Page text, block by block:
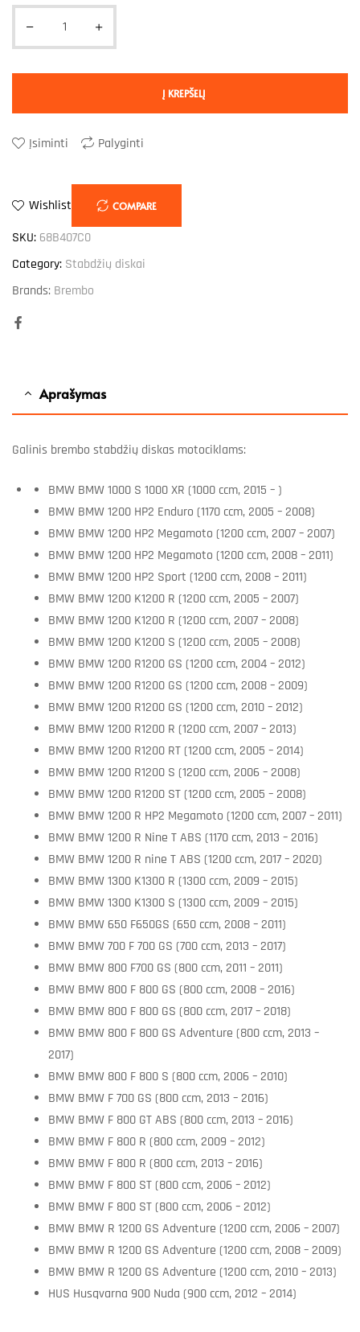
Į KREPŠELĮ
Įsiminti Palyginti
Wishlist COMPARE
SKU: 68B407C0
Category: Stabdžių diskai
Brands: Brembo
Aprašymas
Galinis brembo stabdžių diskas motociklams:
BMW BMW 1000 S 1000 XR (1000 ccm, 2015 – )
BMW BMW 1200 HP2 Enduro (1170 ccm, 2005 – 2008)
BMW BMW 1200 HP2 Megamoto (1200 ccm, 2007 – 2007)
BMW BMW 1200 HP2 Megamoto (1200 ccm, 2008 – 2011)
BMW BMW 1200 HP2 Sport (1200 ccm, 2008 – 2011)
BMW BMW 1200 K1200 R (1200 ccm, 2005 – 2007)
BMW BMW 1200 K1200 R (1200 ccm, 2007 – 2008)
BMW BMW 1200 K1200 S (1200 ccm, 2005 – 2008)
BMW BMW 1200 R1200 GS (1200 ccm, 2004 – 2012)
BMW BMW 1200 R1200 GS (1200 ccm, 2008 – 2009)
BMW BMW 1200 R1200 GS (1200 ccm, 2010 – 2012)
BMW BMW 1200 R1200 R (1200 ccm, 2007 – 2013)
BMW BMW 1200 R1200 RT (1200 ccm, 2005 – 2014)
BMW BMW 1200 R1200 S (1200 ccm, 2006 – 2008)
BMW BMW 1200 R1200 ST (1200 ccm, 2005 – 2008)
BMW BMW 1200 R HP2 Megamoto (1200 ccm, 2007 – 2011)
BMW BMW 1200 R Nine T ABS (1170 ccm, 2013 – 2016)
BMW BMW 1200 R nine T ABS (1200 ccm, 2017 – 2020)
BMW BMW 1300 K1300 R (1300 ccm, 2009 – 2015)
BMW BMW 1300 K1300 S (1300 ccm, 2009 – 2015)
BMW BMW 650 F650GS (650 ccm, 2008 – 2011)
BMW BMW 700 F 700 GS (700 ccm, 2013 – 2017)
BMW BMW 800 F700 GS (800 ccm, 2011 – 2011)
BMW BMW 800 F 800 GS (800 ccm, 2008 – 2016)
BMW BMW 800 F 800 GS (800 ccm, 2017 – 2018)
BMW BMW 800 F 800 GS Adventure (800 ccm, 2013 –
2017)
BMW BMW 800 F 800 S (800 ccm, 2006 – 2010)
BMW BMW F 700 GS (800 ccm, 2013 – 2016)
BMW BMW F 800 GT ABS (800 ccm, 2013 – 2016)
BMW BMW F 800 R (800 ccm, 2009 – 2012)
BMW BMW F 800 R (800 ccm, 2013 – 2016)
BMW BMW F 800 ST (800 ccm, 2006 – 2012)
BMW BMW F 800 ST (800 ccm, 2006 – 2012)
BMW BMW R 1200 GS Adventure (1200 ccm, 2006 – 2007)
BMW BMW R 1200 GS Adventure (1200 ccm, 2008 – 2009)
BMW BMW R 1200 GS Adventure (1200 ccm, 2010 – 2013)
HUS Husqvarna 900 Nuda (900 ccm, 2012 – 2014)